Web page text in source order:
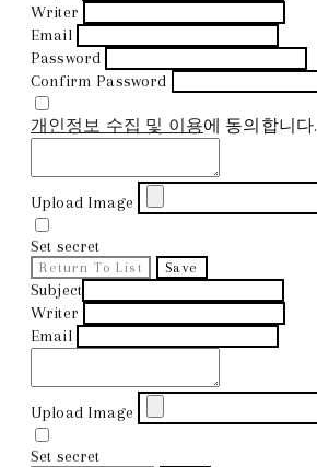
Writer
Email
Password
Confirm Password
개인정보 수집 및 이용에 동의합니다.
Upload Image
Set secret
Return To List Save
Subject
Writer
Email
Upload Image
Set secret